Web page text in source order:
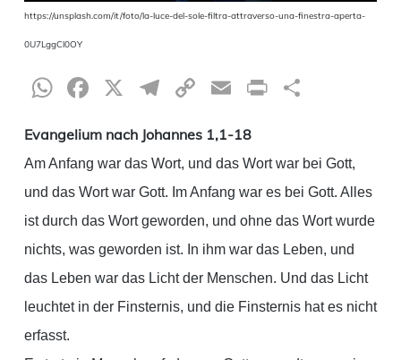
https://unsplash.com/it/foto/la-luce-del-sole-filtra-attraverso-una-finestra-aperta-
0U7LggCl0OY
WhatsApp
Facebook
X Telegram
CopyEmailPrint
Evangelium nach Johannes 1,1-18
Am Anfang war das Wort, und das Wort war bei Gott,
und das Wort war Gott. Im Anfang war es bei Gott. Alles
ist durch das Wort geworden, und ohne das Wort wurde
nichts, was geworden ist. In ihm war das Leben, und
das Leben war das Licht der Menschen. Und das Licht
leuchtet in der Finsternis, und die Finsternis hat es nicht
erfasst.